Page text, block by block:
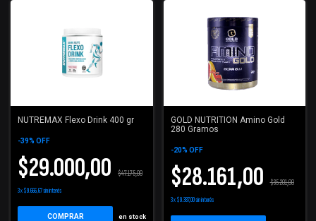
NUTREMAX Flexo Drink 400 gr
-39% OFF
$29.000,00 $47.175,00
3x$9.666,67sin interés
COMPRAR en stock
GOLD NUTRITION Amino Gold
280 Gramos
-20% OFF
$28.161,00 $35.201,00
3x$9.387,00sin interés